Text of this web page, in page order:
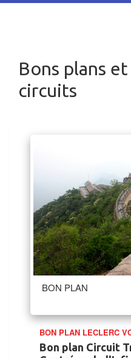
Bons plans
circuits
BON PLAN
BON PLAN LECLERC
Bon plan Circuit